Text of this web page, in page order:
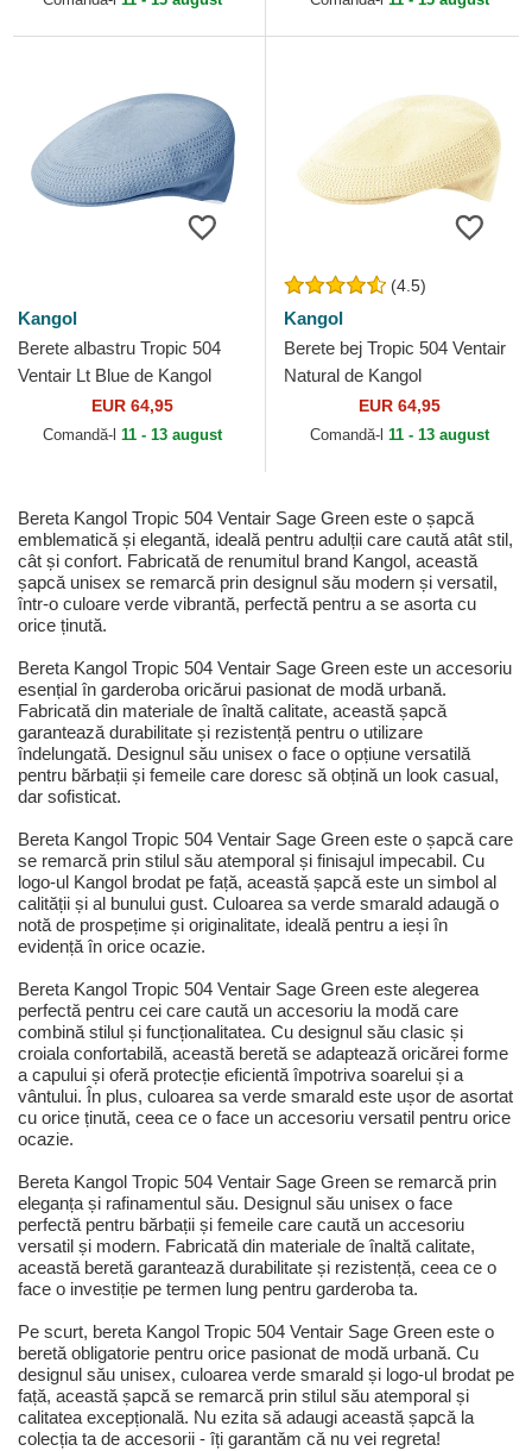
Kangol
Berete albastru Tropic 504
Ventair Lt Blue de Kangol
EUR 64,95
Comandă-l 11 - 13 august
(4.5)
Kangol
Berete bej Tropic 504 Ventair
Natural de Kangol
EUR 64,95
Comandă-l 11 - 13 august
Bereta Kangol Tropic 504 Ventair Sage Green este o șapcă
emblematică și elegantă, ideală pentru adulții care caută atât stil,
cât și confort. Fabricată de renumitul brand Kangol, această
șapcă unisex se remarcă prin designul său modern și versatil,
într-o culoare verde vibrantă, perfectă pentru a se asorta cu
orice ținută.
Bereta Kangol Tropic 504 Ventair Sage Green este un accesoriu
esențial în garderoba oricărui pasionat de modă urbană.
Fabricată din materiale de înaltă calitate, această șapcă
garantează durabilitate și rezistență pentru o utilizare
îndelungată. Designul său unisex o face o opțiune versatilă
pentru bărbații și femeile care doresc să obțină un look casual,
dar sofisticat.
Bereta Kangol Tropic 504 Ventair Sage Green este o șapcă care
se remarcă prin stilul său atemporal și finisajul impecabil. Cu
logo-ul Kangol brodat pe față, această șapcă este un simbol al
calității și al bunului gust. Culoarea sa verde smarald adaugă o
notă de prospețime și originalitate, ideală pentru a ieși în
evidență în orice ocazie.
Bereta Kangol Tropic 504 Ventair Sage Green este alegerea
perfectă pentru cei care caută un accesoriu la modă care
combină stilul și funcționalitatea. Cu designul său clasic și
croiala confortabilă, această beretă se adaptează oricărei forme
a capului și oferă protecție eficientă împotriva soarelui și a
vântului. În plus, culoarea sa verde smarald este ușor de asortat
cu orice ținută, ceea ce o face un accesoriu versatil pentru orice
ocazie.
Bereta Kangol Tropic 504 Ventair Sage Green se remarcă prin
eleganța și rafinamentul său. Designul său unisex o face
perfectă pentru bărbații și femeile care caută un accesoriu
versatil și modern. Fabricată din materiale de înaltă calitate,
această beretă garantează durabilitate și rezistență, ceea ce o
face o investiție pe termen lung pentru garderoba ta.
Pe scurt, bereta Kangol Tropic 504 Ventair Sage Green este o
beretă obligatorie pentru orice pasionat de modă urbană. Cu
designul său unisex, culoarea verde smarald și logo-ul brodat pe
față, această șapcă se remarcă prin stilul său atemporal și
calitatea excepțională. Nu ezita să adaugi această șapcă la
colecția ta de accesorii - îți garantăm că nu vei regreta!